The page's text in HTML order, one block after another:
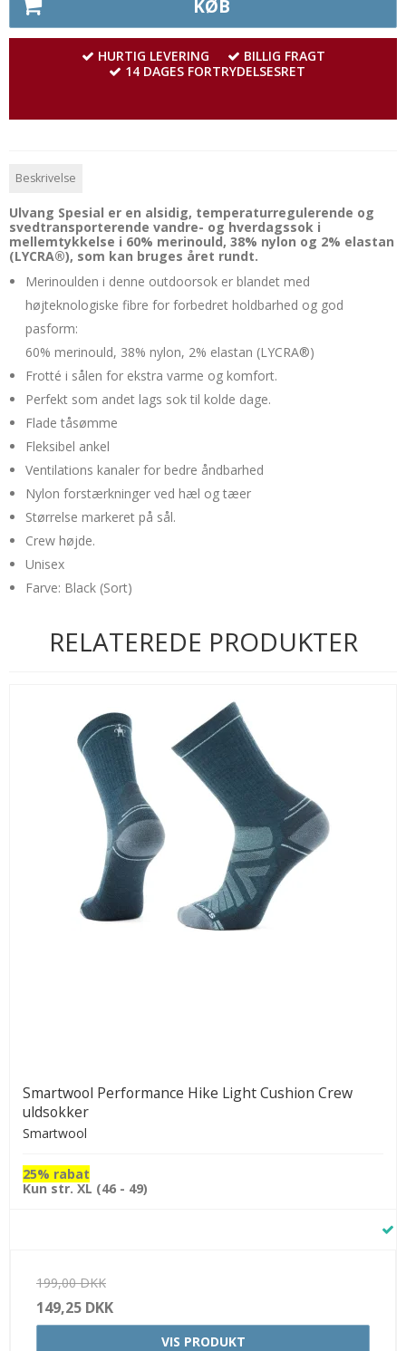
KØB
HURTIG LEVERING
BILLIG FRAGT
14 DAGES FORTRYDELSESRET
Beskrivelse
Ulvang Spesial er en alsidig, temperaturregulerende og
svedtransporterende vandre- og hverdagssok i
mellemtykkelse i 60% merinould, 38% nylon og 2% elastan
(LYCRA®), som kan bruges året rundt.
Merinoulden i denne outdoorsok er blandet med
højteknologiske fibre for forbedret holdbarhed og god
pasform:
60% merinould, 38% nylon, 2% elastan (LYCRA®)
Frotté i sålen for ekstra varme og komfort.
Perfekt som andet lags sok til kolde dage.
Flade tåsømme
Fleksibel ankel
Ventilations kanaler for bedre åndbarhed
Nylon forstærkninger ved hæl og tæer
Størrelse markeret på sål.
Crew højde.
Unisex
Farve: Black (Sort)
RELATEREDE PRODUKTER
Smartwool Performance Hike Light Cushion Crew
uldsokker
Smartwool
25% rabat
Kun str. XL (46 - 49)
199,00 DKK
149,25 DKK
VIS PRODUKT